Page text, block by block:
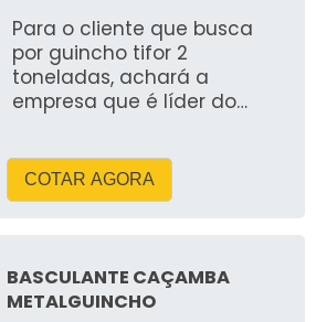
Para o cliente que busca
por guincho tifor 2
toneladas, achará a
empresa que é líder do
COTAR AGORA
BASCULANTE CAÇAMBA
METALGUINCHO